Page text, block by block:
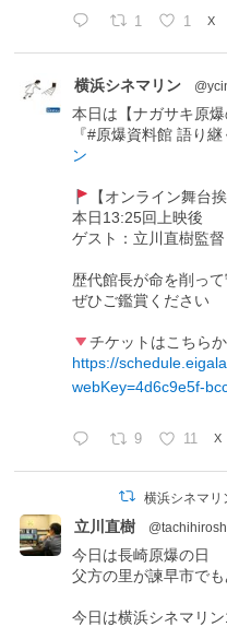
1 1 X
横浜シネマリン
本日は【ナガサキ原爆
『#原爆資料館 語り
ン
【オンライン舞台
本日13:25回上映後
ゲスト：立川直樹監督
歴代館長が命を削っ
ぜひご鑑賞ください
チケットはこちら
https://
webKey=4d6c9e5f-
9 11 X
横浜シネマリ
立川直樹
今日は長崎原爆の日
父方の里が諫早市で
今日は横浜シネマリ